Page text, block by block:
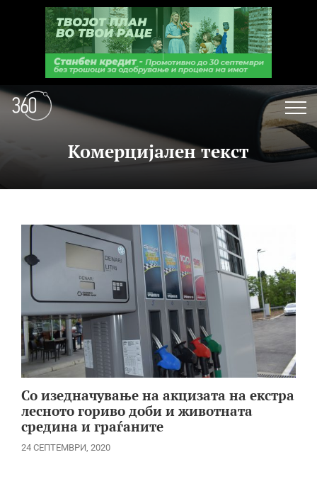
Комерцијален текст
Со изедначување на акцизата на екстра
лесното гориво доби и животната
средина и граѓаните
24 СЕПТЕМВРИ, 2020